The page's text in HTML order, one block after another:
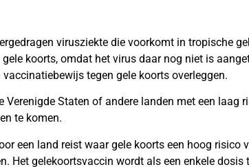
virusziekte die voorkomt in tropische
koorts, omdat het virus daar nog niet is
tegen gele koorts overleggen.
Verenigde Staten of andere landen met een
te komen.
een land reist waar gele koorts een hoog
Het gelekoortsvaccin wordt als een enkele